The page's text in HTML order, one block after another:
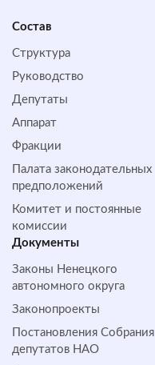
Состав
Структура
Руководство
Депутаты
Аппарат
Фракции
Палата законодательных
предположений
Комитет и постоянные
комиссии
Документы
Законы Ненецкого
автономного округа
Законопроекты
Постановления Собрания
депутатов НАО